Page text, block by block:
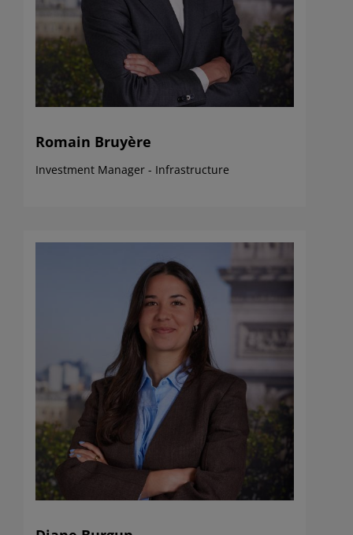
Romain Bruyère
Investment Manager - Infrastructure